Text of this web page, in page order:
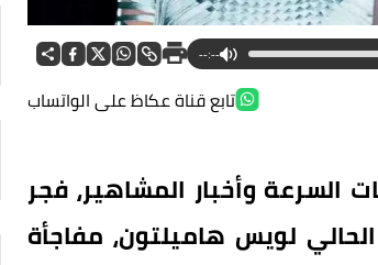
--:--
تابع قناة عكاظ على الواتساب
وأخبار المشاهير، فجر
الحالي لويس هاميلتون، مفاجأة